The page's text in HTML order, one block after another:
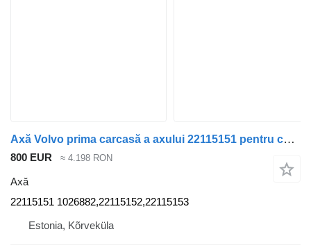
Axă Volvo prima carcasă a axului 22115151 pentru cap tractor Volvo FH
800 EUR ≈ 4.198 RON
Axă
22115151 1026882,22115152,22115153
Estonia, Kõrveküla